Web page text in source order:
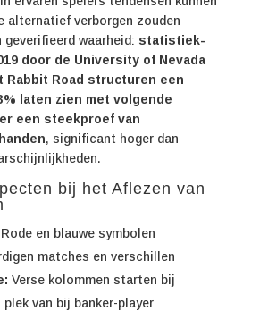
alternatief verborgen zouden
geverifieerd waarheid: statistiek-
door de University of Nevada
Rabbit Road structuren een
laten zien met volgende
een steekproef van
, significant hoger dan
bij het Aflezen van
Rode en blauwe symbolen
matches en verschillen
Verse kolommen starten bij
van bij banker-player